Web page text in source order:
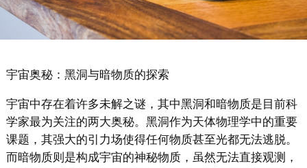
宇宙奥秘：黑洞与暗物质的探索
宇宙中存在着许多未解之谜，其中黑洞和暗物质是目前科
学家最为关注的两大奥秘。黑洞作为天体物理学中的重要
课题，其强大的引力场使得任何物质甚至光都无法逃脱。
而暗物质则是构成宇宙的神秘物质，虽然无法直接观测，